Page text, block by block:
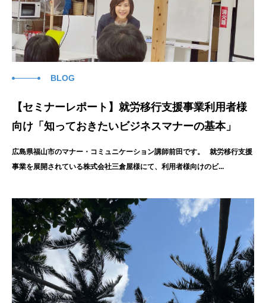
BLOG
【セミナーレポート】就労移行支援事業利用者様
向け「知っておきたいビジネスマナーの基本」
広島県福山市のマナー・コミュニケーション講師前田です。 就労移行支援
事業を展開されている株式会社三倉屋様にて、利用者様向けのビ...